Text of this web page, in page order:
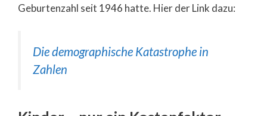
Geburtenzahl seit 1946 hatte. Hier der Link dazu:
Die demographische Katastrophe in
Zahlen